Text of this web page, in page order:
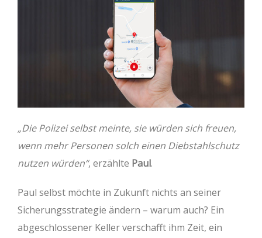
„Die Polizei selbst meinte, sie würden sich freuen,
wenn mehr Personen solch einen Diebstahlschutz
nutzen würden“, erzählte Paul.
Paul selbst möchte in Zukunft nichts an seiner
Sicherungsstrategie ändern – warum auch? Ein
abgeschlossener Keller verschafft ihm Zeit, ein